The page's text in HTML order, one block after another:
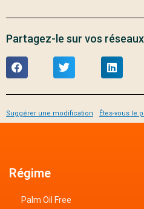
Partagez-le sur vos
Suggérer une modification Êtes-vous le
Régime
Palm Oil Free